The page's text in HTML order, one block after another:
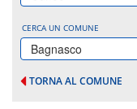
CERCA UN COMUNE
Bagnasco
TORNA AL COMUNE